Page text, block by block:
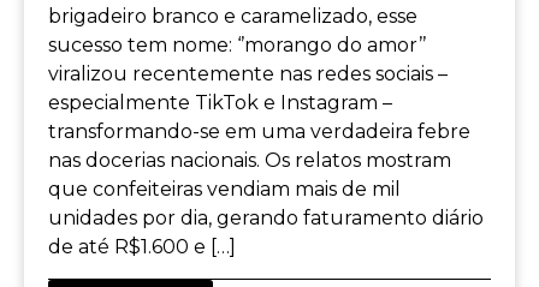
brigadeiro branco e caramelizado, esse
sucesso tem nome: ‘’morango do amor’’
viralizou recentemente nas redes sociais –
especialmente TikTok e Instagram –
transformando-se em uma verdadeira febre
nas docerias nacionais. Os relatos mostram
que confeiteiras vendiam mais de mil
unidades por dia, gerando faturamento diário
de até R$1.600 e […]